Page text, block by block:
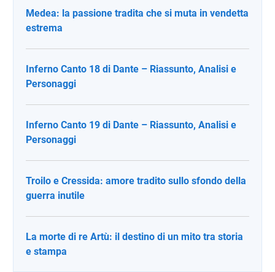
Medea: la passione tradita che si muta in vendetta
estrema
Inferno Canto 18 di Dante – Riassunto, Analisi e
Personaggi
Inferno Canto 19 di Dante – Riassunto, Analisi e
Personaggi
Troilo e Cressida: amore tradito sullo sfondo della
guerra inutile
La morte di re Artù: il destino di un mito tra storia
e stampa